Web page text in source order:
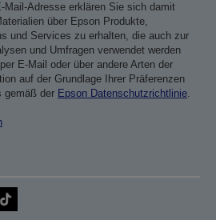
Mail-Adresse erklären Sie sich damit
über Epson Produkte,
und Services zu erhalten, die auch zur
und Umfragen verwendet werden
E-Mail oder über andere Arten der
auf der Grundlage Ihrer Präferenzen
gemäß der Epson Datenschutzrichtlinie.